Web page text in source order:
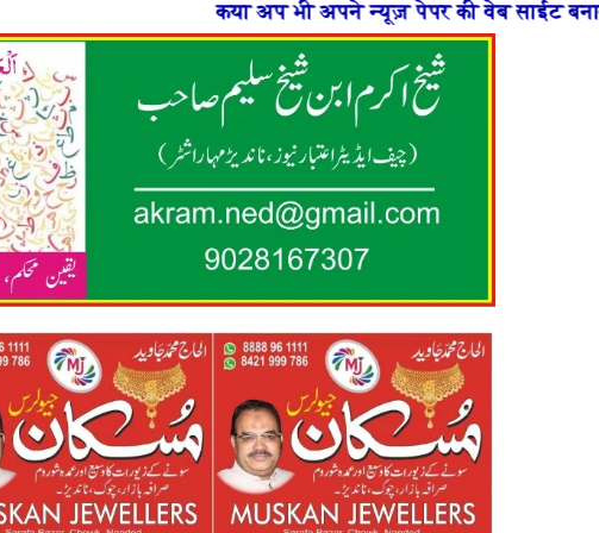
कया अप भी अपने न्यूज़ पेपर की वेब साईट बनाना चाहते है या फिर न्यूज़